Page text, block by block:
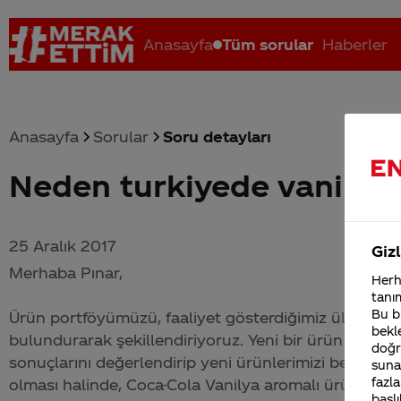
Anasayfa Tüm sorular Haberler
Coca-Cola nerenin malı? Coca cola İsrail malı mı Yani ...
Anasayfa Sorular Soru detayları
Neden turkiyede
25 Aralık 2017
Merhaba Pınar,
Ürün portföyümüzü, faaliyet gösterdiğimiz
bulundurarak şekillendiriyoruz. Yeni bir ürün piyasa
sonuçlarını değerlendirip yeni ürünlerimizi belirli
olması halinde, Coca-Cola Vanilya aromalı
Bu